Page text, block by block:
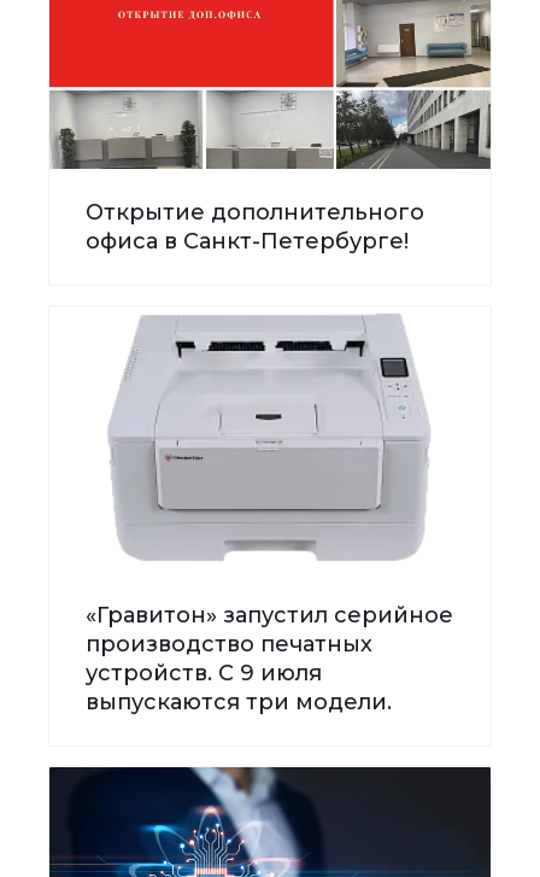
Открытие дополнительного
офиса в Санкт-Петербурге!
«Гравитон» запустил серийное
производство печатных
устройств. С 9 июля
выпускаются три модели.